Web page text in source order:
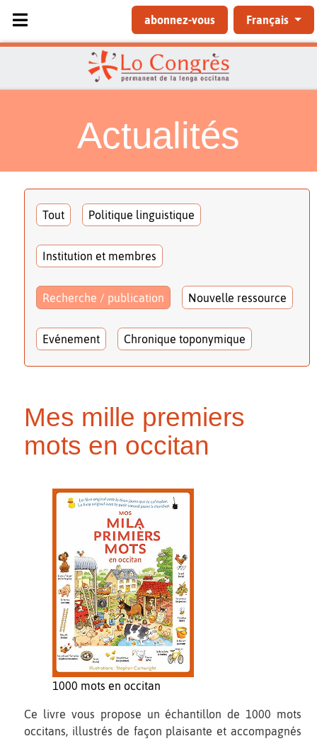
Sélectionnez votre langue
abonnez-vous Français
Actualités
Tout Politique linguistique
Institution et membres
Recherche / publication Nouvelle ressource
Evénement Chronique toponymique
Mes mille premiers
mots en occitan
1000 mots en occitan
Ce livre vous propose un échantillon de 1000 mots
occitans, illustrés de façon plaisante et accompagnés